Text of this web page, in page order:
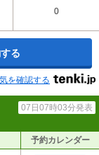
0
る
を確認する
07日07時03分発表
予約カレンダー